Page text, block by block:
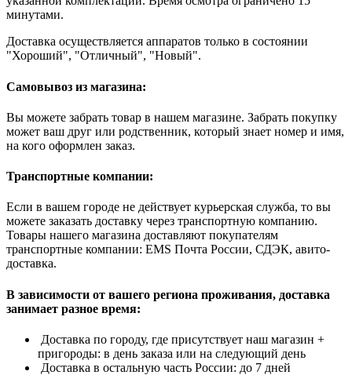
минутами.
Доставка осуществляется аппаратов только в состоянии
"Хороший", "Отличный", "Новый".
Самовывоз из магазина:
Вы можете забрать товар в нашем магазине. Забрать покупку
может ваш друг или родственник, который знает номер и имя,
на кого оформлен заказ.
Транспортные компании:
Если в вашем городе не действует курьерская служба, то вы
можете заказать доставку через транспортную компанию.
Товары нашего магазина доставляют покупателям
транспортные компании: EMS Почта России, СДЭК, авито-
доставка.
В зависимости от вашего региона проживания, доставка
занимает разное время:
Доставка по городу, где присутствует наш магазин +
пригороды: в день заказа или на следующий день
Доставка в остальную часть России: до 7 дней